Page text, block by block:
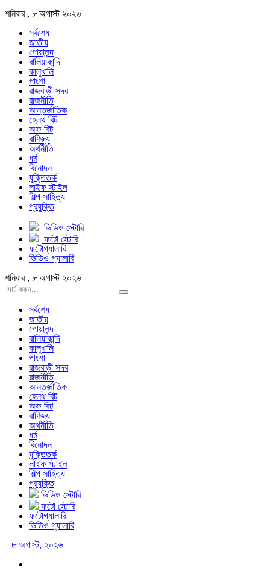
শনিবার , ৮ অগাস্ট ২০২৬
সর্বশেষ
জাতীয়
গোয়ালন্দ
বালিয়াকান্দি
কালুখালি
পাংশা
রাজবাড়ী সদর
রাজনীতি
আন্তর্জাতিক
হেলথ বিট
অফ বিট
বাণিজ্য
অর্থনীতি
ধর্ম
বিনোদন
যুক্তিতর্ক
লাইফ স্টাইল
শিল্প সাহিত্য
প্রযুক্তি
ভিডিও স্টোরি
ফটো স্টোরি
ফটোগ্যালারি
ভিডিও গ্যালারি
শনিবার , ৮ অগাস্ট ২০২৬
সর্বশেষ
জাতীয়
গোয়ালন্দ
বালিয়াকান্দি
কালুখালি
পাংশা
রাজবাড়ী সদর
রাজনীতি
আন্তর্জাতিক
হেলথ বিট
অফ বিট
বাণিজ্য
অর্থনীতি
ধর্ম
বিনোদন
যুক্তিতর্ক
লাইফ স্টাইল
শিল্প সাহিত্য
প্রযুক্তি
ভিডিও স্টোরি
ফটো স্টোরি
ফটোগ্যালারি
ভিডিও গ্যালারি
| ৮ অগাস্ট, ২০২৬